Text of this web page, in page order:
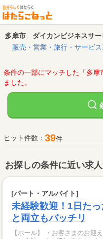
多摩市 ダイカンビジネスサ
販売・営業・旅行・サービ
条件の一部にマッチした「多
ました。
ヒット件数： 39件
お探しの条件に近い求
[パート・アルバイト]
未経験歓迎！1日た
と両立もバッチリ
【ホール】 ・お客さまのお迎